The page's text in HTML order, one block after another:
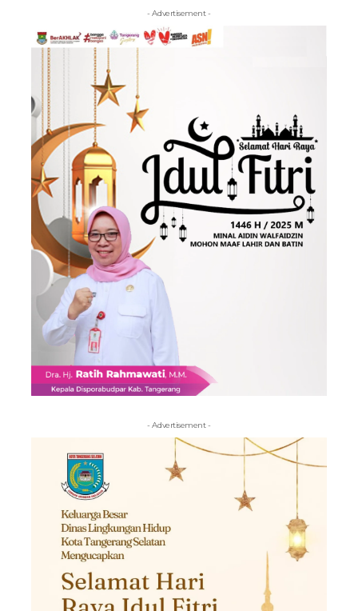
- Advertisement -
- Advertisement -